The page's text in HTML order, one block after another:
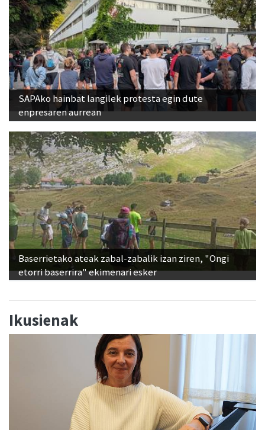
SAPAko hainbat langilek protesta egin dute
enpresaren aurrean
Baserrietako ateak zabal-zabalik izan ziren, "Ongi
etorri baserrira" ekimenari esker
Ikusienak